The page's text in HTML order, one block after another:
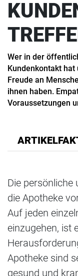
Wer in der
Kundenkontakt hat
Freude an
ihnen haben.
Voraussetzungen
Die persönliche
die Apotheke
Auf jeden
einzugehen, ist
Apotheke sind
gesund und